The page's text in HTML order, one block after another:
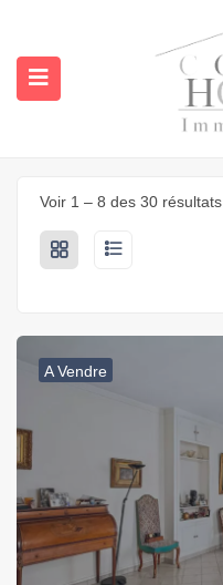
Voir 1 – 8 des 30 résultats
A Vendre